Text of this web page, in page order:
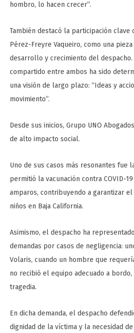
hombro, lo hacen crecer”.
También destacó la participación clave
Pérez-Freyre Vaqueiro, como una
desarrollo y crecimiento del
compartido entre ambos ha sido
una visión de largo plazo: “Ideas y
movimiento”.
Desde sus inicios, Grupo UNO
de alto impacto social.
Uno de sus casos más resonantes fue
permitió la vacunación contra COVID-
amparos, contribuyendo a garantizar
niños en Baja California.
Asimismo, el despacho ha
demandas por casos de negligencia:
Volaris, cuando un hombre que
no recibió el equipo adecuado a
tragedia.
En dicha demanda, el despacho
dignidad de la víctima y la necesidad